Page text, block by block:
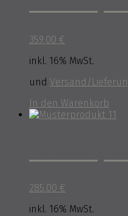
359,00 €
inkl. 16% MwSt.
und Versand/
In den Warenkorb
285,00 €
inkl. 16% MwSt.